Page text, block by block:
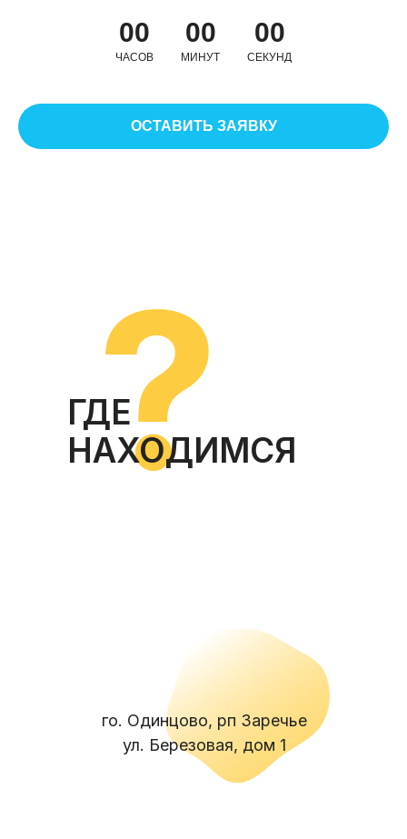
00
ЧАСОВ
00
МИНУТ
00
СЕКУНД
ОСТАВИТЬ ЗАЯВКУ
го. Одинцово, рп Заречье
ул. Березовая, дом 1
ГДЕ
НАХОДИМСЯ